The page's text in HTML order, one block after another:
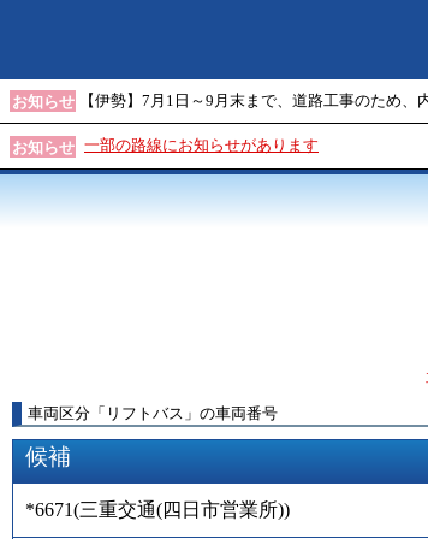
お知らせ 【伊勢】7月1日～9月末まで、道路工事のため、
お知らせ 一部の路線にお知らせがあります
車両区分 「 リフトバス 」 の車両番号
候補
*6671(三重交通(四日市営業所))